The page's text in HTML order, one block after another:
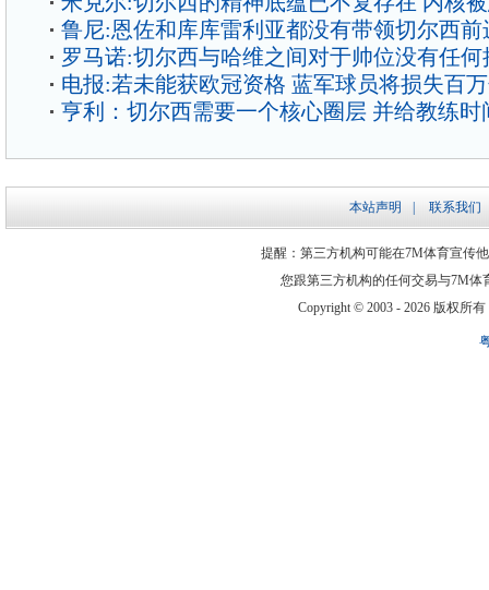
鲁尼:恩佐和库库雷利亚都没有带领切尔西前
罗马诺:切尔西与哈维之间对于帅位没有任何
电报:若未能获欧冠资格 蓝军球员将损失百
亨利：切尔西需要一个核心圈层 并给教练时
本站声明 联系我们
提醒：第三方机构可能在7M体育宣传
您跟第三方机构的任何交易与7M
Copyright © 2003 - 2026 版权所有